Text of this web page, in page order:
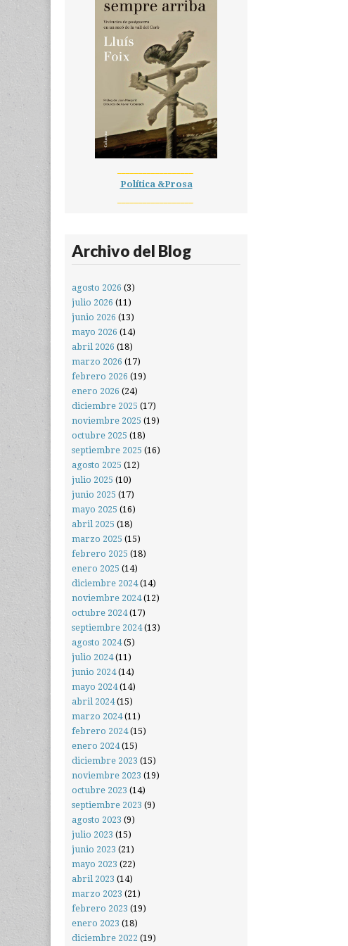
Política &Prosa
Archivo del Blog
agosto 2026 (3)
julio 2026 (11)
junio 2026 (13)
mayo 2026 (14)
abril 2026 (18)
marzo 2026 (17)
febrero 2026 (19)
enero 2026 (24)
diciembre 2025 (17)
noviembre 2025 (19)
octubre 2025 (18)
septiembre 2025 (16)
agosto 2025 (12)
julio 2025 (10)
junio 2025 (17)
mayo 2025 (16)
abril 2025 (18)
marzo 2025 (15)
febrero 2025 (18)
enero 2025 (14)
diciembre 2024(14)
noviembre 2024(12)
octubre 2024(17)
septiembre 2024(13)
agosto 2024(5)
julio 2024(11)
junio 2024(14)
mayo 2024(14)
abril 2024(15)
marzo 2024(11)
febrero 2024(15)
enero 2024(15)
diciembre 2023 (15)
noviembre 2023 (19)
octubre 2023 (14)
septiembre 2023 (9)
agosto 2023 (9)
julio 2023 (15)
junio 2023 (21)
mayo 2023 (22)
abril 2023 (14)
marzo 2023 (21)
febrero 2023 (19)
enero 2023 (18)
diciembre 2022 (19)